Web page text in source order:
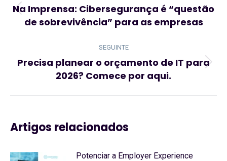
post:
Artigo
anterior:
Na Imprensa: Cibersegurança é “questão
de sobrevivência” para as empresas
SEGUINTE
Artigo
seguinte:
Precisa planear o orçamento de IT para
2026? Comece por aqui.
Artigos relacionados
Potenciar a Employer Experience